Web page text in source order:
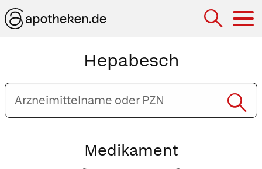
Hepabesch
Arzneimittelname
oder
PZN
Medikament